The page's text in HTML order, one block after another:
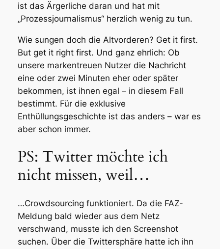
ist das Ärgerliche daran und hat mit
„Prozessjournalismus“ herzlich wenig zu tun.
Wie sungen doch die Altvorderen? Get it first.
But get it right first. Und ganz ehrlich: Ob
unsere markentreuen Nutzer die Nachricht
eine oder zwei Minuten eher oder später
bekommen, ist ihnen egal – in diesem Fall
bestimmt. Für die exklusive
Enthüllungsgeschichte ist das anders – war es
aber schon immer.
PS: Twitter möchte ich
nicht missen, weil…
…Crowdsourcing funktioniert. Da die FAZ-
Meldung bald wieder aus dem Netz
verschwand, musste ich den Screenshot
suchen. Über die Twittersphäre hatte ich ihn